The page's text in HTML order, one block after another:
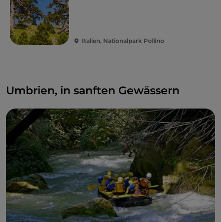
Italien, Nationalpark Pollino
Umbrien, in sanften Gewässern